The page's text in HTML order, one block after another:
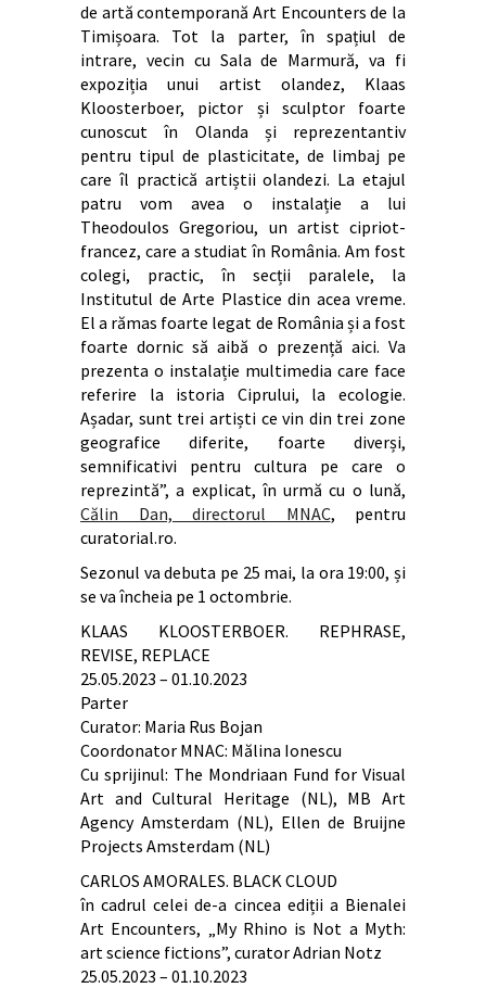
de artă contemporană Art Encounters de la
Timișoara. Tot la parter, în spațiul de
intrare, vecin cu Sala de Marmură, va fi
expoziția unui artist olandez, Klaas
Kloosterboer, pictor și sculptor foarte
cunoscut în Olanda și reprezentantiv
pentru tipul de plasticitate, de limbaj pe
care îl practică artiștii olandezi. La etajul
patru vom avea o instalație a lui
Theodoulos Gregoriou, un artist cipriot-
francez, care a studiat în România. Am fost
colegi, practic, în secții paralele, la
Institutul de Arte Plastice din acea vreme.
El a rămas foarte legat de România și a fost
foarte dornic să aibă o prezență aici. Va
prezenta o instalație multimedia care face
referire la istoria Ciprului, la ecologie.
Așadar, sunt trei artiști ce vin din trei zone
geografice diferite, foarte diverși,
semnificativi pentru cultura pe care o
reprezintă”, a explicat, în urmă cu o lună,
Călin Dan, directorul MNAC, pentru
curatorial.ro.
Sezonul va debuta pe 25 mai, la ora 19:00, și
se va încheia pe 1 octombrie.
KLAAS KLOOSTERBOER. REPHRASE,
REVISE, REPLACE
25.05.2023 – 01.10.2023
Parter
Curator: Maria Rus Bojan
Coordonator MNAC: Mălina Ionescu
Cu sprijinul: The Mondriaan Fund for Visual
Art and Cultural Heritage (NL), MB Art
Agency Amsterdam (NL), Ellen de Bruijne
Projects Amsterdam (NL)
CARLOS AMORALES. BLACK CLOUD
în cadrul celei de-a cincea ediții a Bienalei
Art Encounters, „My Rhino is Not a Myth:
art science fictions”, curator Adrian Notz
25.05.2023 – 01.10.2023